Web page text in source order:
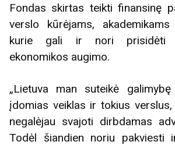
Fondas skirtas teikti finansinę
verslo kūrėjams,
kurie gali ir nori prisidėti
ekonomikos augimo.
„Lietuva man suteikė
įdomias veiklas ir tokius
negalėjau svajoti dirbdamas
Todėl šiandien noriu pakviesti